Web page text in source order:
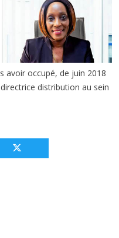
avoir occupé, de juin 2018
distribution au sein